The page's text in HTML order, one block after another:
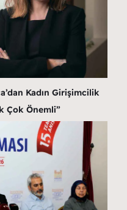
Kadın Girişimcilik
Çok Önemli”